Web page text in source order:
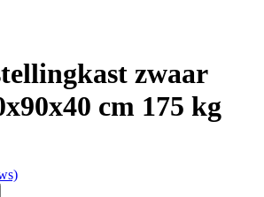
zwaar
cm 175 kg